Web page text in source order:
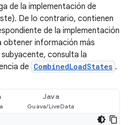
de la implementación de
De lo contrario, contienen
de la implementación
obtener información más
consulta la
de CombinedLoadStates .
Java